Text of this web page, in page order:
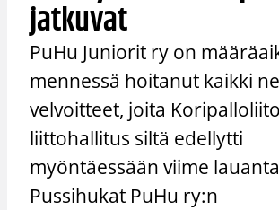
jatkuvat
PuHu Juniorit ry on
mennessä hoitanut kaikki ne
velvoitteet, joita
liittohallitus siltä edellytti
myöntäessään viime
Pussihukat PuHu ry:n